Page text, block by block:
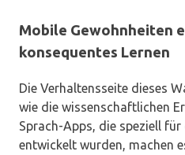
Mobile Gewohnheiten
konsequentes Lernen
Die Verhaltensseite dieses
wie die wissenschaftlichen
Sprach-Apps, die speziell
entwickelt wurden, machen